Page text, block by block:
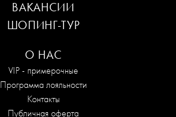
О НАС
VIP - примерочные
Программа лояльности
Контакты
Публичная оферта
ВАКАНСИИ
ШОПИНГ-ТУР